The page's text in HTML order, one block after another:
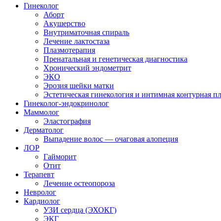
Гинеколог
Аборт
Акушерство
Внутриматочная спираль
Лечение лактостаза
Плазмотерапия
Пренатальная и генетическая диагностика
Хронический эндометрит
ЭКО
Эрозия шейки матки
Эстетическая гинекология и интимная контурная
Гинеколог-эндокринолог
Маммолог
Эластография
Дерматолог
Выпадение волос — очаговая алопеция
ЛОР
Гайморит
Отит
Терапевт
Лечение остеопороза
Невролог
Кардиолог
УЗИ сердца (ЭХОКГ)
ЭКГ